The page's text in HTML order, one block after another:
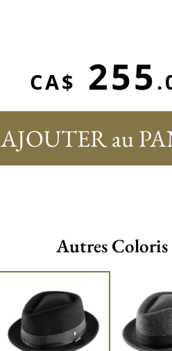
CA$ 255
AJOUTER au
Autres Coloris